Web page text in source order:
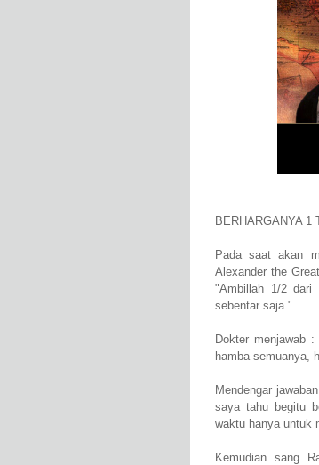
BERHARGANYA 1
Pada saat akan
Alexander the
"Ambillah 1/2 dari
sebentar saja.".
Dokter menjawab
hamba semuanya,
Mendengar
saya tahu begitu
waktu hanya untuk
Kemudian sang